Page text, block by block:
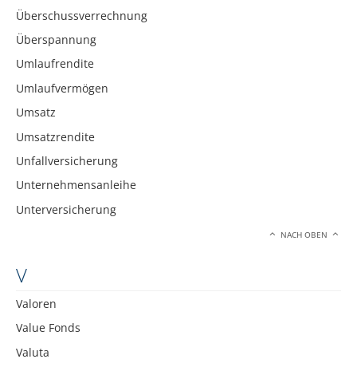
Überschussverrechnung
Überspannung
Umlaufrendite
Umlaufvermögen
Umsatz
Umsatzrendite
Unfallversicherung
Unternehmensanleihe
Unterversicherung
NACH OBEN
V
Valoren
Value Fonds
Valuta